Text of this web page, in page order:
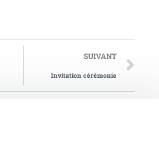
SUIVANT
Invitation cérémonie